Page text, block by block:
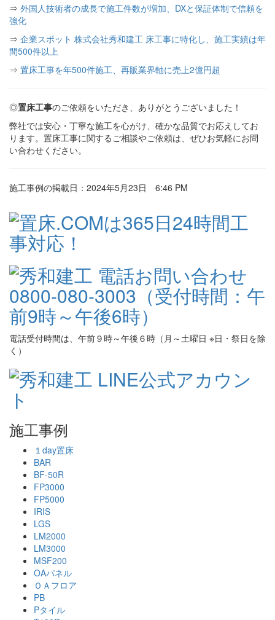
⇒ 外国人技術者の成長で施工件数が増加、DXと保証体制で信頼を
強化
⇒ 企業スポット 株式会社秀和建工 床工事に特化し、施工実績は年
間500件以上
⇒ 置床工事を年500件施工、再販業界軸に売上2億円超
◎置床工事のご依頼をいただき、ありがとうございました！
弊社では安心・丁寧な施工を心がけ、確かな品質でお応えしてお
ります。置床工事に関するご相談やご依頼は、ぜひお気軽にお問
い合わせください。
施工事例の掲載日：2024年5月23日 6:46 PM
電話受付時間は、午前９時～午後６時（月～土曜日 ※日・祭日を除
く）
施工事例
１day置床
BAR
BF-50R
FP3000
FP5000
IRIS
LGS
LM2000
LM3000
MSF200
OAパネル
ＯＡフロア
PB
Pタイル